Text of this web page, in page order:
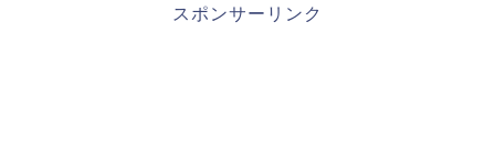
スポンサーリンク